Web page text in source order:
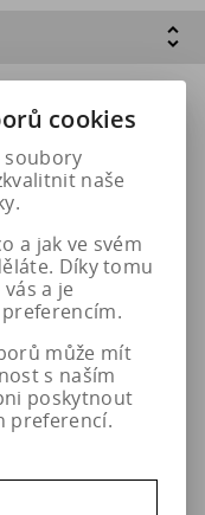
cookies
soubory
naše
a jak ve svém
Díky tomu
a je
může mít
s naším
poskytnout
preferencí.